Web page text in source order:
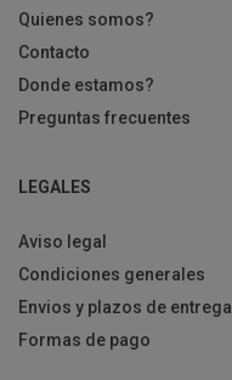
Quienes somos?
Contacto
Donde estamos?
Preguntas frecuentes
LEGALES
Aviso legal
Condiciones generales
Envios y plazos de entrega
Formas de pago